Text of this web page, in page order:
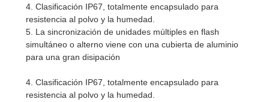
4. Clasificación IP67, totalmente encapsulado para
resistencia al polvo y la humedad.
5. La sincronización de unidades múltiples en flash
simultáneo o alterno viene con una cubierta de aluminio
para una gran disipación
4. Clasificación IP67, totalmente encapsulado para
resistencia al polvo y la humedad.